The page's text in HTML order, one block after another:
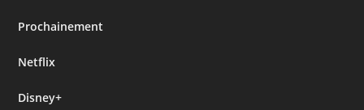
Prochainement
Netflix
Disney+